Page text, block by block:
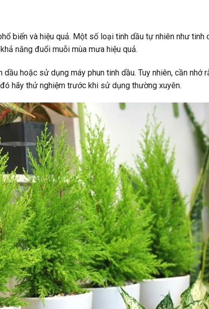
biến và hiệu quả. Một số loại tinh dầu tự nhiên như tinh
năng đuổi muỗi mùa mưa hiệu quả.
hoặc sử dụng máy phun tinh dầu. Tuy nhiên, cần nhớ
hãy thử nghiệm trước khi sử dụng thường xuyên.